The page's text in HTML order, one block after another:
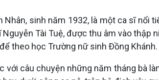
Nhân, sinh năm 1932, là một ca sĩ
Tài Tuệ, được thu âm vào thập
theo học Trường nữ sinh Đồng Khánh.
với câu chuyện những năm tháng bà